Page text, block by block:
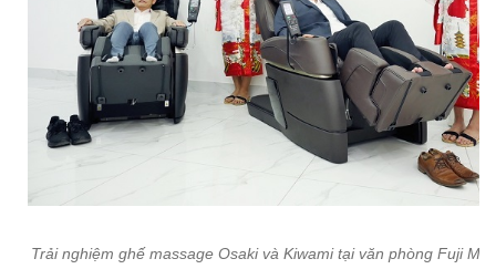
Trải nghiệm ghế massage Osaki và Kiwami tại văn phòng Fuji